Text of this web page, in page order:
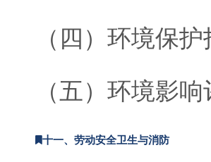
（四）环境保
（五）环境影
十一、劳动安全卫生与消防